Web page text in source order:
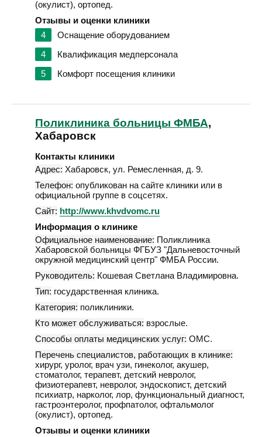
(окулист), ортопед.
Отзывы и оценки клиники
4
Оснащение оборудованием
4
Квалификация медперсонала
5
Комфорт посещения клиники
Поликлиника больницы ФМБА,
Хабаровск
Контакты клиники
Адрес: Хабаровск, ул. Ремесленная, д. 9.
Телефон: опубликован на сайте клиники или в
официальной группе в соцсетях.
Сайт: http://www.khvdvomc.ru
Информация о клинике
Официальное наименование: Поликлиника
Хабаровской больницы ФГБУЗ "Дальневосточный
окружной медицинский центр" ФМБА России.
Руководитель: Кошевая Светлана Владимировна.
Тип: государственная клиника.
Категория: поликлиники.
Кто может обслуживаться: взрослые.
Способы оплаты медицинских услуг: ОМС.
Перечень специалистов, работающих в клинике:
хирург, уролог, врач узи, гинеколог, акушер,
стоматолог, терапевт, детский невролог,
физиотерапевт, невролог, эндоскопист, детский
психиатр, нарколог, лор, функциональный диагност,
гастроэнтеролог, профпатолог, офтальмолог
(окулист), ортопед.
Отзывы и оценки клиники